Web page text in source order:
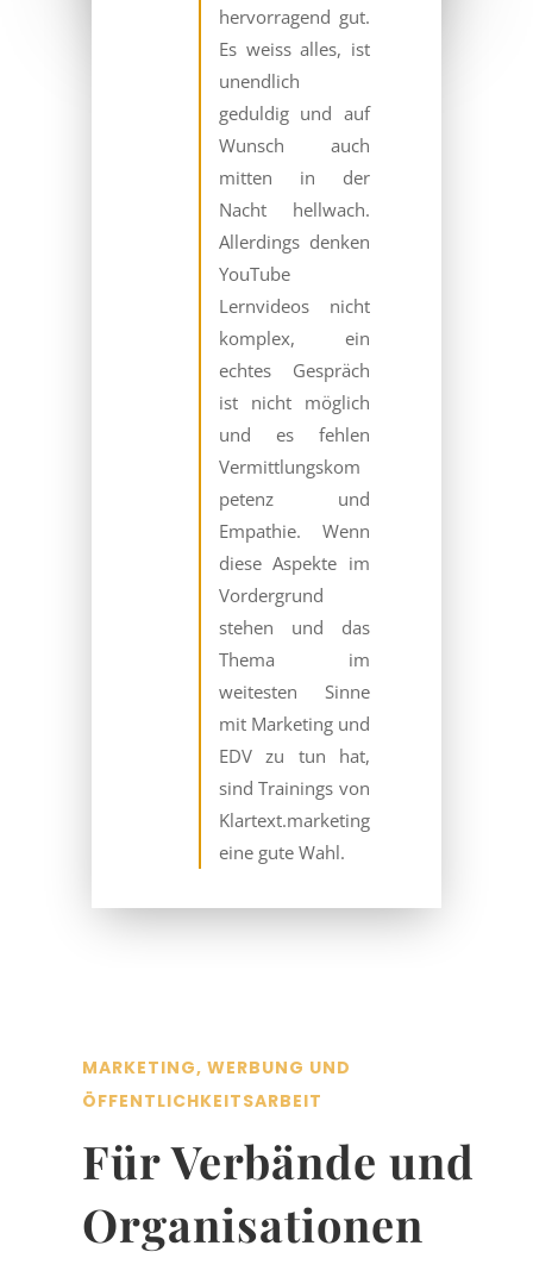
hervorragend gut.
Es weiss alles, ist
unendlich
geduldig und auf
Wunsch auch
mitten in der
Nacht hellwach.
Allerdings denken
YouTube
Lernvideos nicht
komplex, ein
echtes Gespräch
ist nicht möglich
und es fehlen
Vermittlungskom
petenz und
Empathie. Wenn
diese Aspekte im
Vordergrund
stehen und das
Thema im
weitesten Sinne
mit Marketing und
EDV zu tun hat,
sind Trainings von
Klartext.marketing
eine gute Wahl.
MARKETING, WERBUNG UND
ÖFFENTLICHKEITSARBEIT
Für Verbände und
Organisationen